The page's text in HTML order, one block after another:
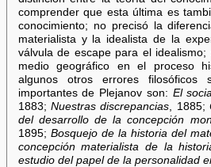
comprender que esta última es
conocimiento; no precisó la
materialista y la idealista de la
válvula de escape para el idealismo;
medio geográfico en el proceso
algunos otros errores filosóficos
importantes de Plejanov son: El
1883; Nuestras discrepancias , 1885;
del desarrollo de la concepción
1895; Bosquejo de la historia del
concepción materialista de la
estudio del papel de la personalidad